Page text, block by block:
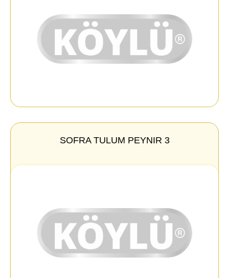
SOFRA TULUM PEYNIR 3